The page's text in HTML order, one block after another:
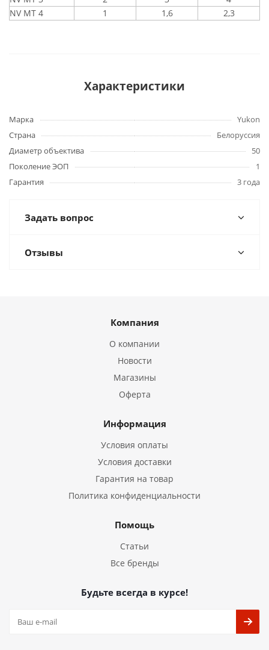
NV MT 4
1 1,6 2,3
Характеристики
Марка
Yukon
Страна
Белоруссия
Диаметр объектива
50
Поколение ЭОП
1
Гарантия
3 года
Задать вопрос
Отзывы
Компания
О компании
Новости
Магазины
Оферта
Информация
Условия оплаты
Условия доставки
Гарантия на товар
Политика конфиденциальности
Помощь
Статьи
Все бренды
Будьте всегда в курсе!